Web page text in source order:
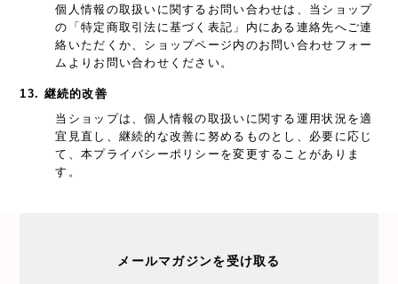
個人情報の取扱いに関するお問い合わせは、当ショップ
の「特定商取引法に基づく表記」内にある連絡先へご連
絡いただくか、ショップページ内のお問い合わせフォー
ムよりお問い合わせください。
13. 継続的改善
当ショップは、個人情報の取扱いに関する運用状況を適
宜見直し、継続的な改善に努めるものとし、必要に応じ
て、本プライバシーポリシーを変更することがありま
す。
メールマガジンを受け取る